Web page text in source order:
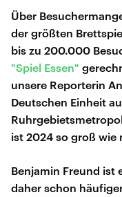
Über
der größten
bis zu 200.000
"Spiel Essen"
unsere Reporterin
Deutschen Einheit
ist 2024 so groß wie
Benjamin Freund ist
daher schon